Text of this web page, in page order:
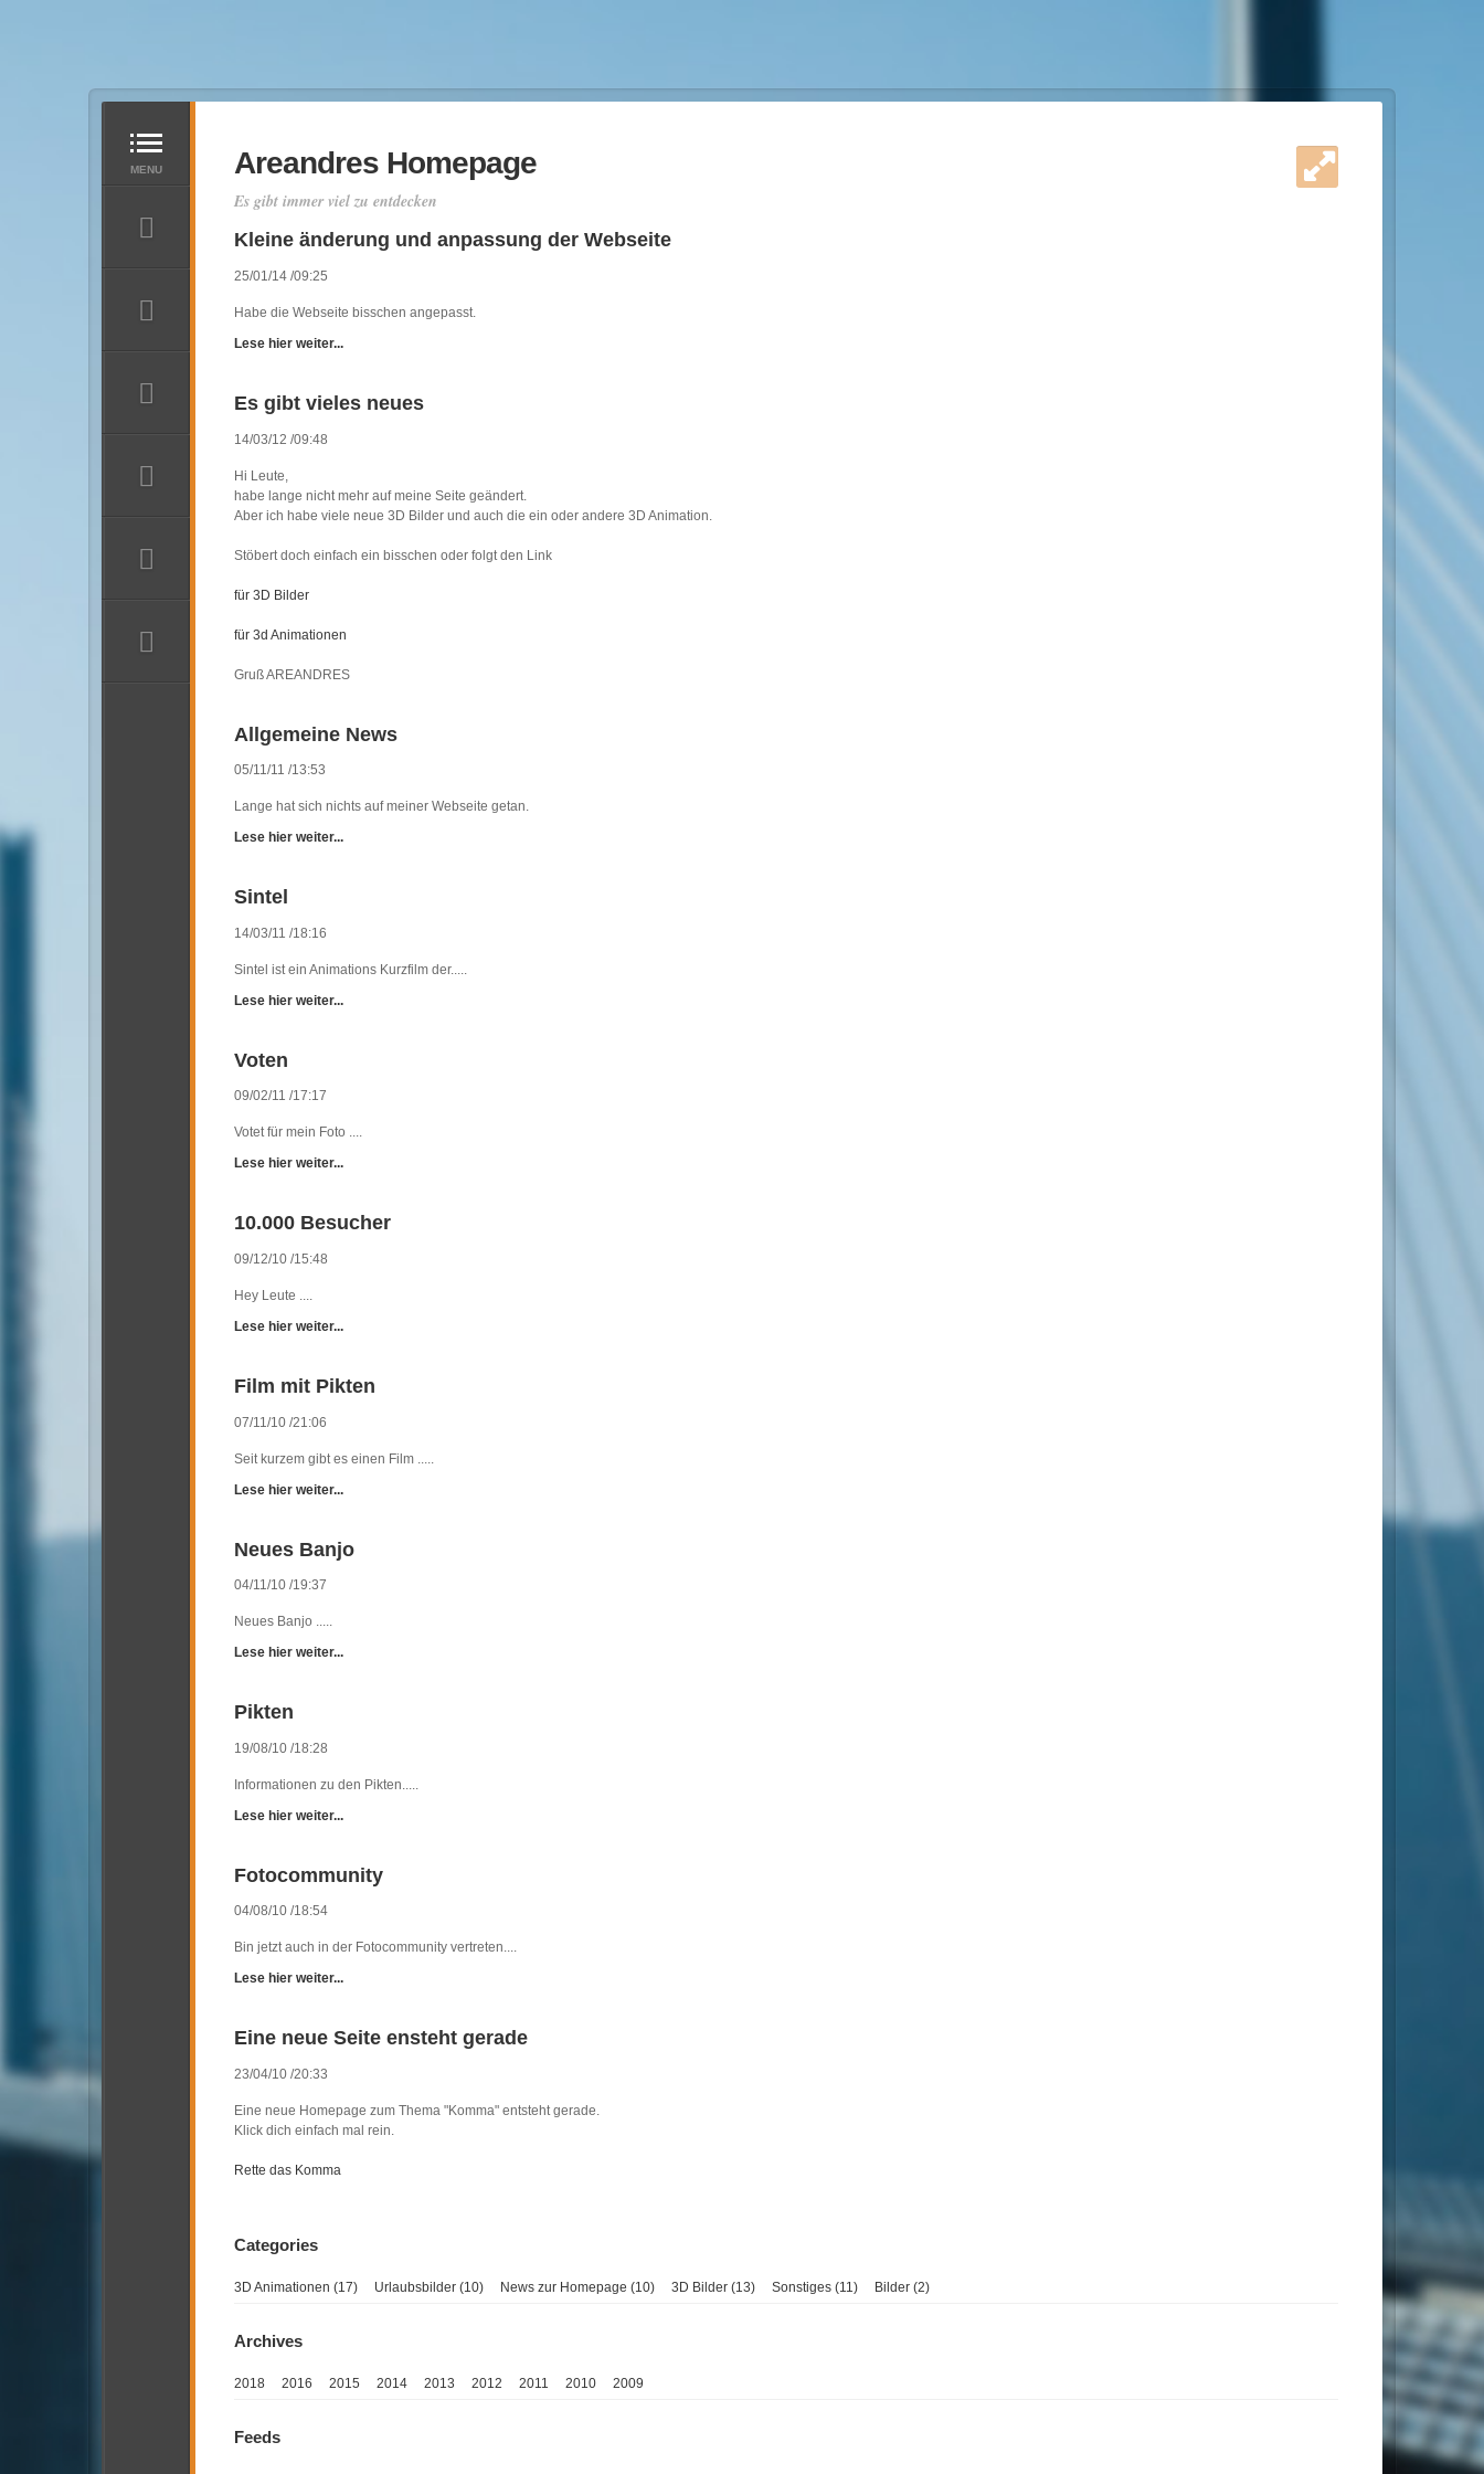
Startseite
3D WELTEN
3D Bilder
Making of Whiskeyglas
DIE PIKTEN
Die Pikten Teil 1
Die Pikten Teil 2
Das ist Irland
Bildergalerien Übersicht
Urlaub July 2018
Urlaub Juli 2016
Mai 2016
Urlaub Sept 2015
Urlaub Juni 2015
Urlaub Juni 2014
Urlaub Juli 2012
Frage an mich
Impressum
Areandres Homepage
Es gibt immer viel zu entdecken
Kleine änderung und anpassung der Webseite
25/01/14 /09:25
Habe die Webseite bisschen angepasst.
Lese hier weiter...
Es gibt vieles neues
14/03/12 /09:48
Hi Leute,
habe lange nicht mehr auf meine Seite geändert.
Aber ich habe viele neue 3D Bilder und auch die ein oder andere 3D Animation.
Stöbert doch einfach ein bisschen oder folgt den Link
für 3D Bilder
für 3d Animationen
Gruß AREANDRES
Allgemeine News
05/11/11 /13:53
Lange hat sich nichts auf meiner Webseite getan.
Lese hier weiter...
Sintel
14/03/11 /18:16
Sintel ist ein Animations Kurzfilm der.....
Lese hier weiter...
Voten
09/02/11 /17:17
Votet für mein Foto ....
Lese hier weiter...
10.000 Besucher
09/12/10 /15:48
Hey Leute ....
Lese hier weiter...
Film mit Pikten
07/11/10 /21:06
Seit kurzem gibt es einen Film .....
Lese hier weiter...
Neues Banjo
04/11/10 /19:37
Neues Banjo .....
Lese hier weiter...
Pikten
19/08/10 /18:28
Informationen zu den Pikten.....
Lese hier weiter...
Fotocommunity
04/08/10 /18:54
Bin jetzt auch in der Fotocommunity vertreten....
Lese hier weiter...
Eine neue Seite ensteht gerade
23/04/10 /20:33
Eine neue Homepage zum Thema "Komma" entsteht gerade.
Klick dich einfach mal rein.
Rette das Komma
3D Animationen (17) Urlaubsbilder (10) News zur Homepage (10) 3D Bilder (13) Sonstiges (11) Bilder (2)
2018 2016 2015 2014 2013 2012 2011 2010 2009